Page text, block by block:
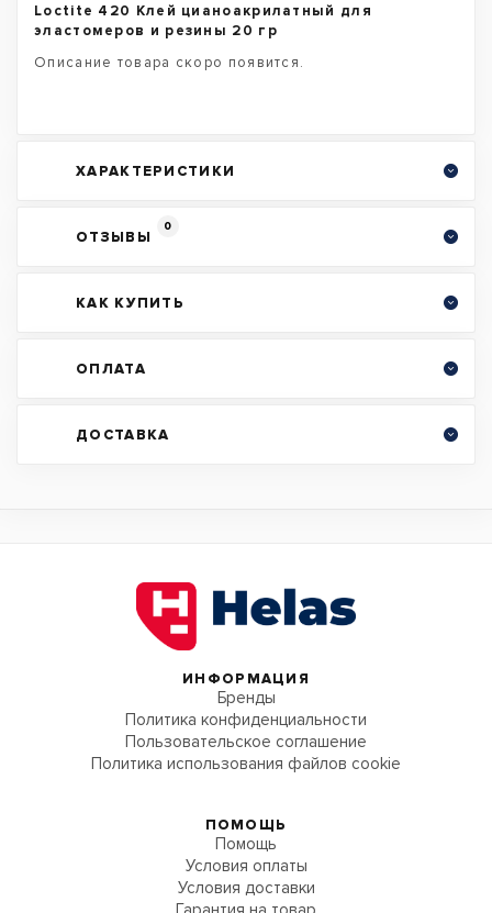
Loctite 420 Клей цианоакрилатный для
эластомеров и резины 20 гр
Описание товара скоро появится.
ХАРАКТЕРИСТИКИ
ОТЗЫВЫ
0
КАК КУПИТЬ
ОПЛАТА
ДОСТАВКА
ИНФОРМАЦИЯ
Бренды
Политика конфиденциальности
Пользовательское соглашение
Политика использования файлов cookie
ПОМОЩЬ
Помощь
Условия оплаты
Условия доставки